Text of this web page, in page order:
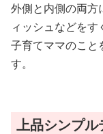
外側と内側の両方
ィッシュなどをす
子育てママのこと
す。
上品シンプ